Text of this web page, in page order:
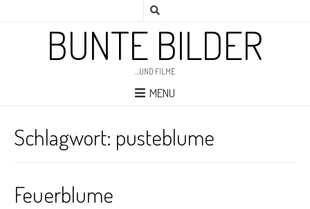
BUNTE BILDER
…UND FILME
MENU
Schlagwort: pusteblume
Feuerblume